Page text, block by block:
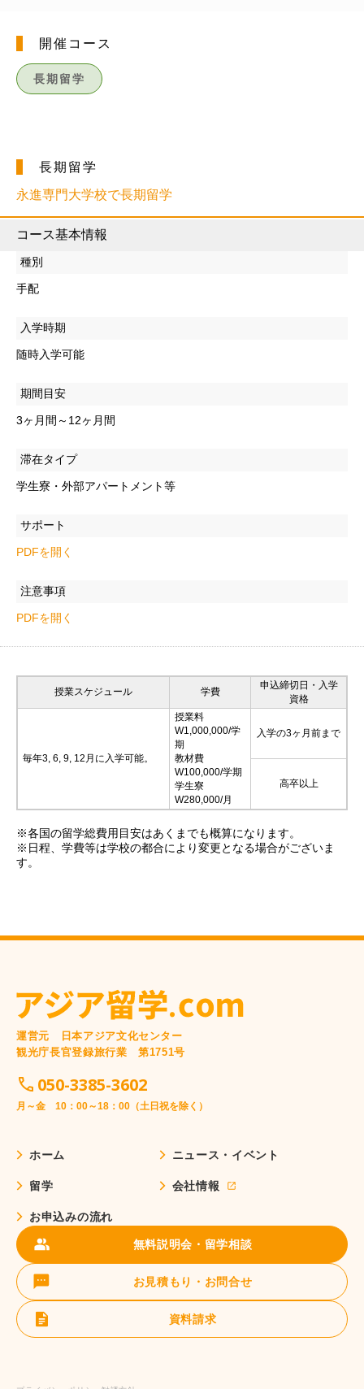
開催コース
長期留学
長期留学
永進専門大学校で長期留学
コース基本情報
種別
手配
入学時期
随時入学可能
期間目安
3ヶ月間～12ヶ月間
滞在タイプ
学生寮・外部アパートメント等
サポート
PDFを開く
注意事項
PDFを開く
授業スケジュール 学費
申込締切日・入学
資格
毎年3, 6, 9, 12月に入学可能。
授業料
W1,000,000/学
期
教材費
W100,000/学期
学生寮
W280,000/月
入学の3ヶ月前まで
高卒以上
※各国の留学総費用目安はあくまでも概算になります。
※日程、学費等は学校の都合により変更となる場合がございま
す。
運営元 日本アジア文化センター
観光庁長官登録旅行業 第1751号
050-3385-3602
月～金 10：00～18：00（土日祝を除く）
ホーム
留学
お申込みの流れ
ニュース・イベント
会社情報
無料説明会・留学相談
お見積もり・お問合せ
資料請求